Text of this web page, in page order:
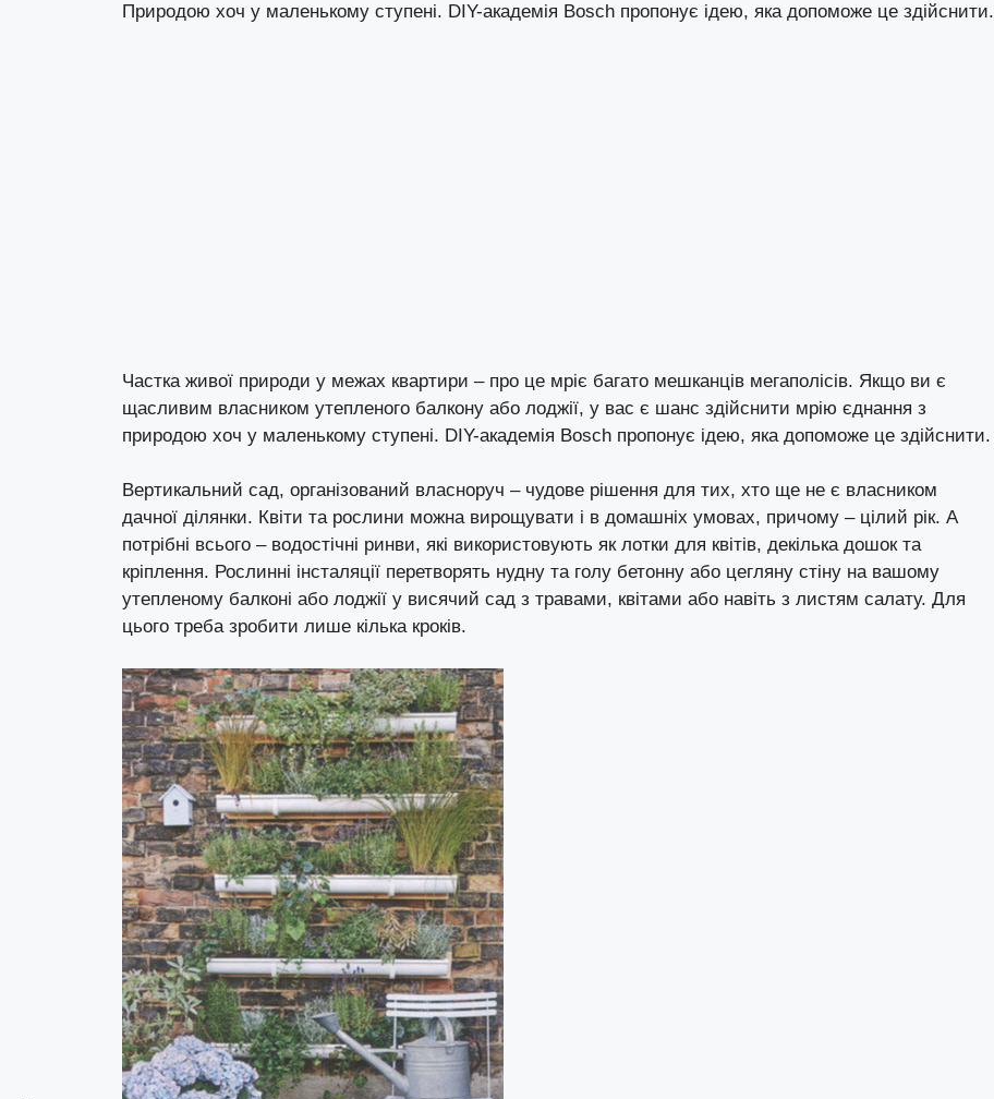
Природою хоч у маленькому ступені. DIY-академія Bosch пропонує ідею, яка допоможе це здійснити.
Частка живої природи у межах квартири – про це мріє багато мешканців мегаполісів. Якщо ви є
щасливим власником утепленого балкону або лоджії, у вас є шанс здійснити мрію єднання з
природою хоч у маленькому ступені. DIY-академія Bosch пропонує ідею, яка допоможе це здійснити.
Вертикальний сад, організований власноруч – чудове рішення для тих, хто ще не є власником
дачної ділянки. Квіти та рослини можна вирощувати і в домашніх умовах, причому – цілий рік. А
потрібні всього – водостічні ринви, які використовують як лотки для квітів, декілька дошок та
кріплення. Рослинні інсталяції перетворять нудну та голу бетонну або цегляну стіну на вашому
утепленому балконі або лоджії у висячий сад з травами, квітами або навіть з листям салату. Для
цього треба зробити лише кілька кроків.